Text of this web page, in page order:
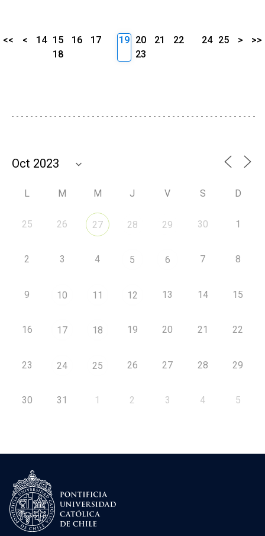
<< < 14 15 16
17
18
19 20 21
22
23
24 25 > >>
L M M J V S D
25 26 27 28 29 30 1
2 3 4 5 6 7 8
9 10 11 12 13 14 15
16 17 18 19 20 21 22
23 24 25 26 27 28 29
30 31 1 2 3 4 5